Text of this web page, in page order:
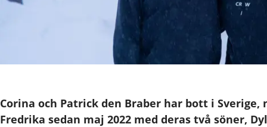
Corina och Patrick den Braber har bott i
Fredrika sedan maj 2022 med deras två söner,